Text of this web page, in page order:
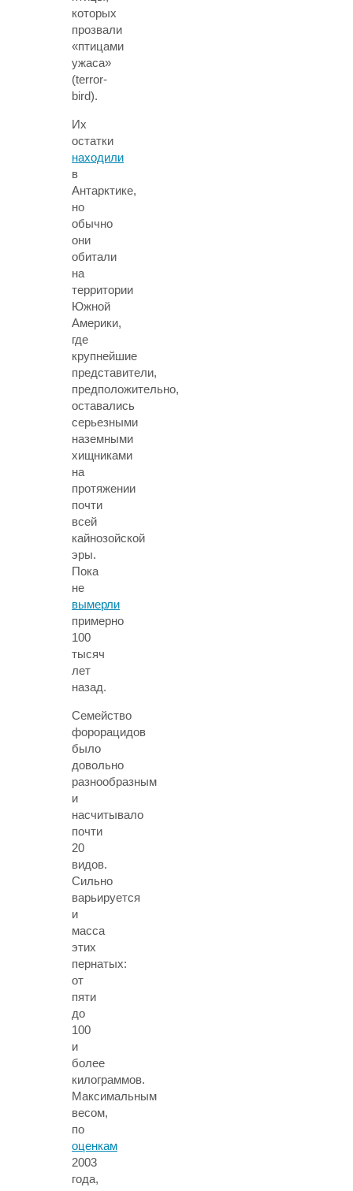
которых
прозвали
«птицами
ужаса»
(terror-
bird).
Их
остатки
находили
в
Антарктике,
но
обычно
они
обитали
на
территории
Южной
Америки,
где
крупнейшие
представители,
предположительно,
оставались
серьезными
наземными
хищниками
на
протяжении
почти
всей
кайнозойской
эры.
Пока
не
вымерли
примерно
100
тысяч
лет
назад.
Семейство
форорацидов
было
довольно
разнообразным
и
насчитывало
почти
20
видов.
Сильно
варьируется
и
масса
этих
пернатых:
от
пяти
до
100
и
более
килограммов.
Максимальным
весом,
по
оценкам
2003
года,